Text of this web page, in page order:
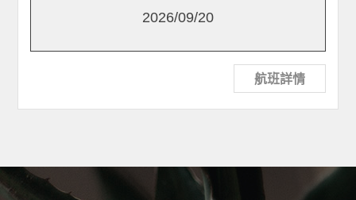
2026/09/20
航班詳情